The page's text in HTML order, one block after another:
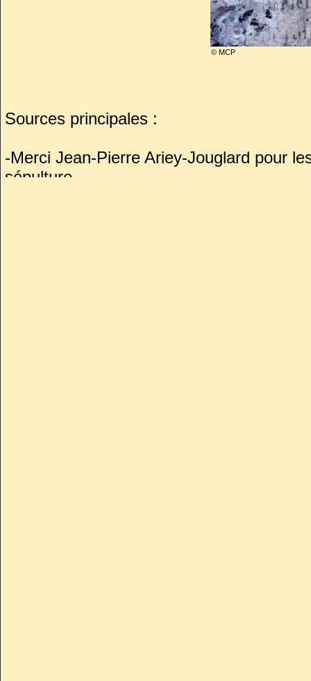
Sources principales :
-Merci Jean-Pierre Ariey-Jouglard pour
sépulture
© MCP